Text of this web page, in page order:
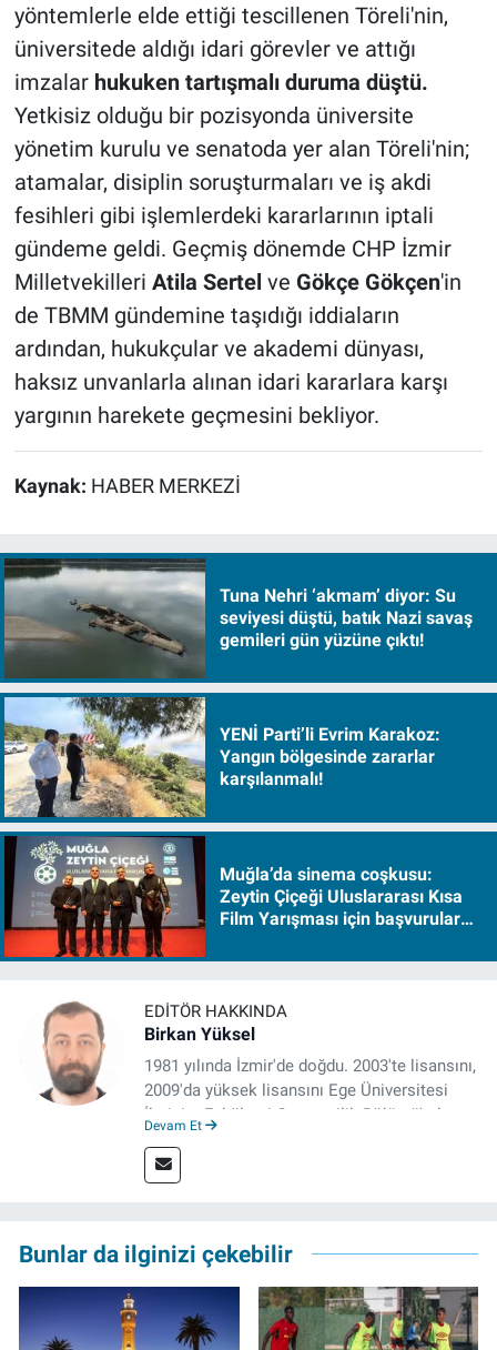
yöntemlerle elde ettiği tescillenen Töreli'nin,
üniversitede aldığı idari görevler ve attığı
imzalar hukuken tartışmalı duruma düştü.
Yetkisiz olduğu bir pozisyonda üniversite
yönetim kurulu ve senatoda yer alan Töreli'nin;
atamalar, disiplin soruşturmaları ve iş akdi
fesihleri gibi işlemlerdeki kararlarının iptali
gündeme geldi. Geçmiş dönemde CHP İzmir
Milletvekilleri Atila Sertel ve Gökçe Gökçen'in
de TBMM gündemine taşıdığı iddiaların
ardından, hukukçular ve akademi dünyası,
haksız unvanlarla alınan idari kararlara karşı
yargının harekete geçmesini bekliyor.
Kaynak: HABER MERKEZİ
Tuna Nehri ‘akmam’ diyor: Su
seviyesi düştü, batık Nazi savaş
gemileri gün yüzüne çıktı!
YENİ Parti’li Evrim Karakoz:
Yangın bölgesinde zararlar
karşılanmalı!
Muğla’da sinema coşkusu:
Zeytin Çiçeği Uluslararası Kısa
Film Yarışması için başvurular
EDITÖR HAKKINDA
Birkan Yüksel
1981 yılında İzmir'de doğdu. 2003'te lisansını,
2009'da yüksek lisansını Ege Üniversitesi
İletişim Fakültesi Gazetecilik Bölümü'nde
tezinden hareketle yazdığı "İdeoloji ve
Gündelik Hayatta Milliyetçilik" adlı kitabı,
ve editör olarak görev yapmaktadır.
Devam Et
Bunlar da ilginizi çekebilir